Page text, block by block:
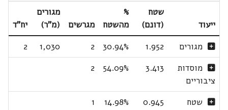
ייעוד
שטח
(דונם)
%
מהשטח
מגרשים
מגורים
(מ"ר)
יח"ד
מגורים
1.952
30.94%
2
1,030
2
מוסדות
ציבוריים
3.413
54.09%
2
שטח
0.945
14.98%
1